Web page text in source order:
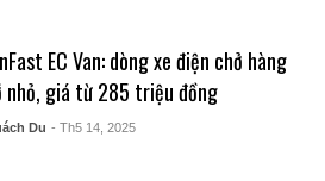
EC Van: dòng xe điện chở hàng
nhỏ, giá từ 285 triệu đồng
Du - Th5 14, 2025